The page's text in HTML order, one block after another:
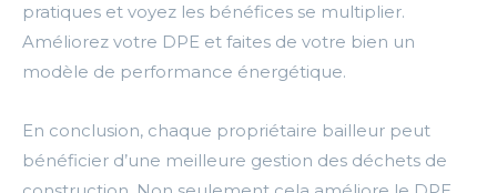
pratiques et voyez les bénéfices se multiplier.
Améliorez votre DPE et faites de votre bien un
modèle de performance énergétique.
En conclusion, chaque propriétaire bailleur peut
bénéficier d’une meilleure gestion des déchets de